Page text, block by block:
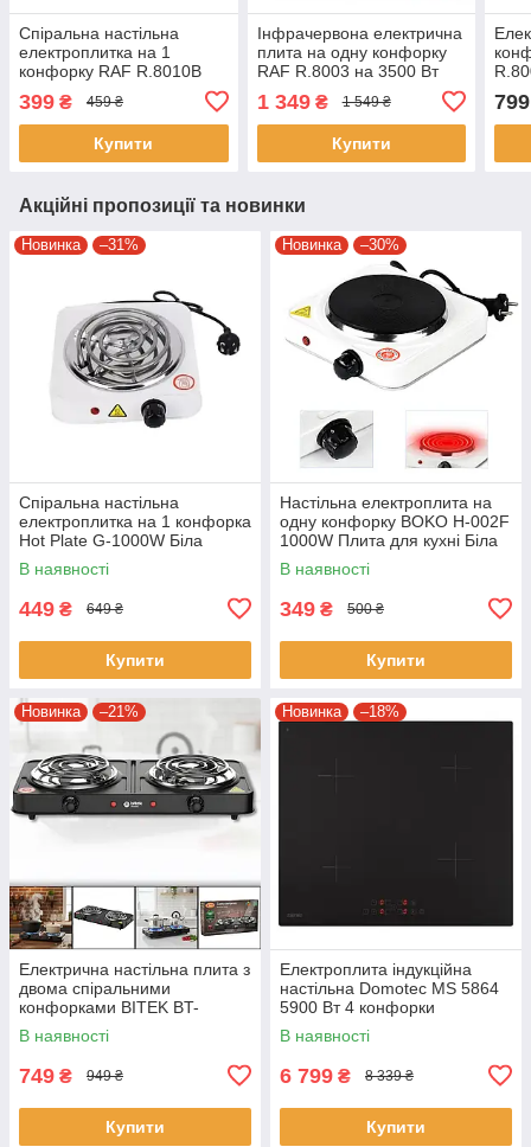
Спіральна настільна
електроплитка на 1
конфорку RAF R.8010B
електрична плита
399 ₴ 459 ₴
Купити
Інфрачервона електрична
плита на одну конфорку
RAF R.8003 на 3500 Вт
склокераміки
1 349₴ 1 549 ₴
Купити
799
Акційні пропозиції та новинки
Новинка –31%
Спіральна настільна
електроплитка на 1 конфорка
Hot Plate G-1000W Біла
одноконфоркова електрична
плита
В наявності
449 ₴ 649 ₴
Купити
Новинка –30%
Настільна електроплита на
одну конфорку BOKO H-002F
1000W Плита для кухні Біла
В наявності
349 ₴ 500 ₴
Купити
Новинка –21%
Електрична настільна плита з
двома спіральними
конфорками BITEK BT-
9087B 2000W
В наявності
749 ₴ 949 ₴
Купити
Новинка –18%
Електроплита індукційна
настільна Domotec MS 5864
5900 Вт 4 конфорки
В наявності
6 799 ₴ 8 339 ₴
Купити